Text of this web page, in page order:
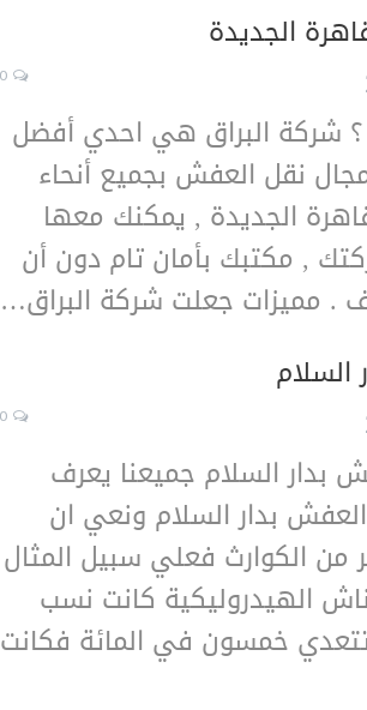
الجديدة
0
شركة البراق هي احدي أفضل
نقل العفش بجميع أنحاء
الجديدة , يمكنك معها
, مكتبك بأمان تام دون أن
. مميزات جعلت شركة البراق…
0
السلام جميعنا يعرف
بدار السلام ونعي ان
من الكوارث فعلي سبيل المثال
الهيدروليكية كانت نسب
تتعدي خمسون في المائة فكانت